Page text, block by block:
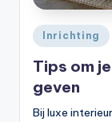
Geplaatst
in
Inrichting
Tips om
geven
Bij luxe